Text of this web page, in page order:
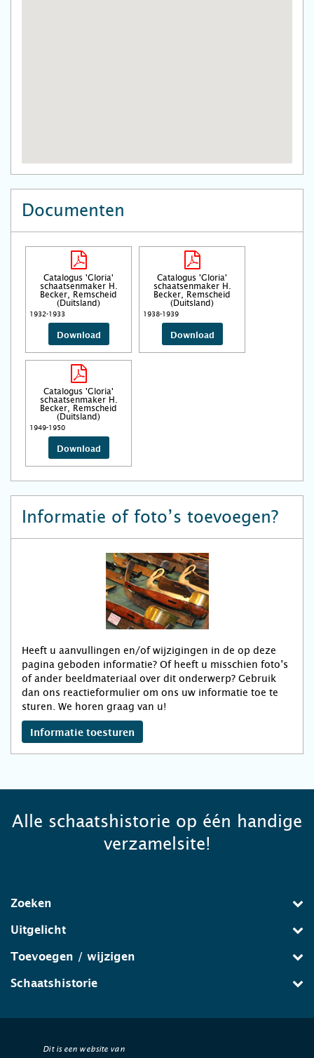
Documenten
Catalogus 'Gloria'
schaatsenmaker H.
Becker, Remscheid
(Duitsland)
1932-1933
Download
Catalogus 'Gloria'
schaatsenmaker H.
Becker, Remscheid
(Duitsland)
1938-1939
Download
Catalogus 'Gloria'
schaatsenmaker H.
Becker, Remscheid
(Duitsland)
1949-1950
Download
Informatie of foto’s toevoegen?
Heeft u aanvullingen en/of wijzigingen in de op deze
pagina geboden informatie? Of heeft u misschien foto’s
of ander beeldmateriaal over dit onderwerp? Gebruik
dan ons reactieformulier om ons uw informatie toe te
sturen. We horen graag van u!
Informatie toesturen
Alle schaatshistorie op één handige
verzamelsite!
Zoeken
Uitgelicht
Toevoegen / wijzigen
Schaatshistorie
Dit is een website van